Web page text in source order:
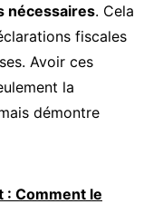
nécessaires. Cela
fiscales
Avoir ces
la
démontre
: Comment le